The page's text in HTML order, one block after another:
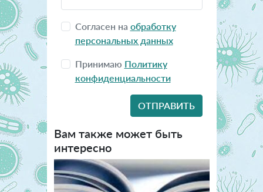
Согласен на обработку
персональных данных
Принимаю Политику
конфиденциальности
Вам также может быть
интересно